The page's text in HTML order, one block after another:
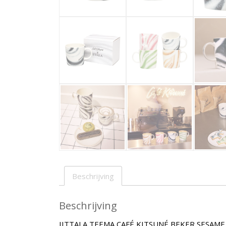
Beschrijving
Beschrijving
IITTALA TEEMA CAFÉ KITSUNÉ BEKER